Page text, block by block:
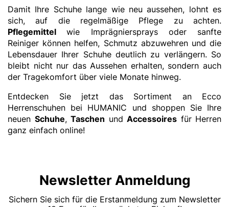
Damit Ihre Schuhe lange wie neu aussehen, lohnt es
sich, auf die regelmäßige Pflege zu achten.
Pflegemittel
wie Imprägniersprays oder sanfte
Reiniger können helfen, Schmutz abzuwehren und die
Lebensdauer Ihrer Schuhe deutlich zu verlängern. So
bleibt nicht nur das Aussehen erhalten, sondern auch
der Tragekomfort über viele Monate hinweg.
Entdecken Sie jetzt das Sortiment an Ecco
Herrenschuhen bei HUMANIC und shoppen Sie Ihre
neuen Schuhe, Taschen und Accessoires für Herren
ganz einfach online!
Newsletter Anmeldung
Sichern Sie sich für die Erstanmeldung zum Newsletter